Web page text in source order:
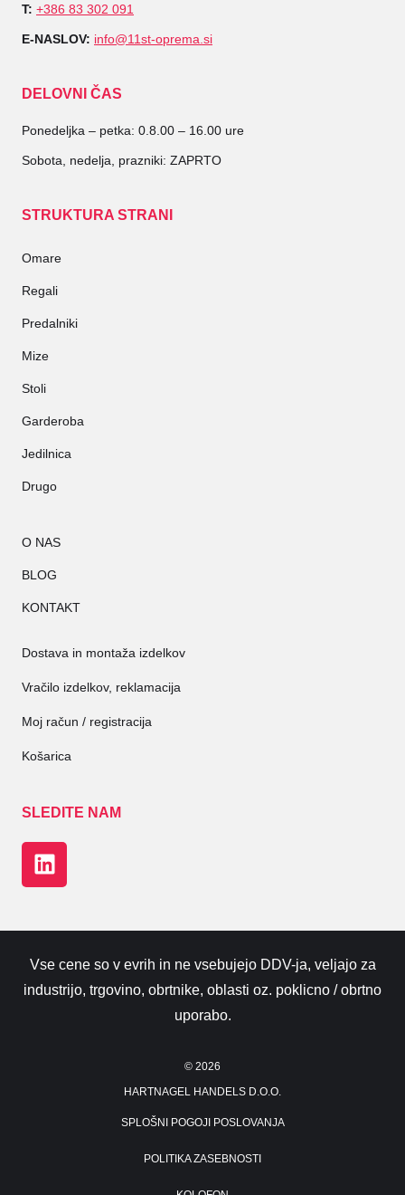
T: +386 83 302 091
E-NASLOV: info@11st-oprema.si
DELOVNI ČAS
Ponedeljka – petka: 0.8.00 – 16.00 ure
Sobota, nedelja, prazniki: ZAPRTO
STRUKTURA STRANI
Omare
Regali
Predalniki
Mize
Stoli
Garderoba
Jedilnica
Drugo
O NAS
BLOG
KONTAKT
Dostava in montaža izdelkov
Vračilo izdelkov, reklamacija
Moj račun / registracija
Košarica
SLEDITE NAM
Vse cene so v evrih in ne vsebujejo DDV-ja, veljajo za
industrijo, trgovino, obrtnike, oblasti oz. poklicno / obrtno
uporabo.
© 2026
HARTNAGEL HANDELS D.O.O.
SPLOŠNI POGOJI POSLOVANJA
POLITIKA ZASEBNOSTI